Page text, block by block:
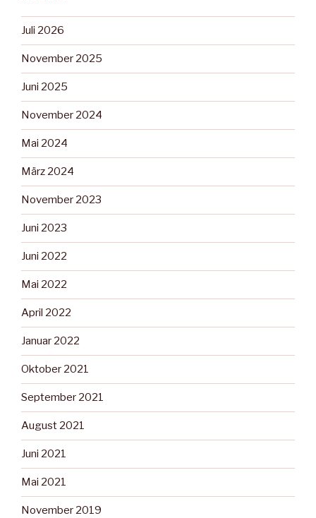
Juli 2026
November 2025
Juni 2025
November 2024
Mai 2024
März 2024
November 2023
Juni 2023
Juni 2022
Mai 2022
April 2022
Januar 2022
Oktober 2021
September 2021
August 2021
Juni 2021
Mai 2021
November 2019